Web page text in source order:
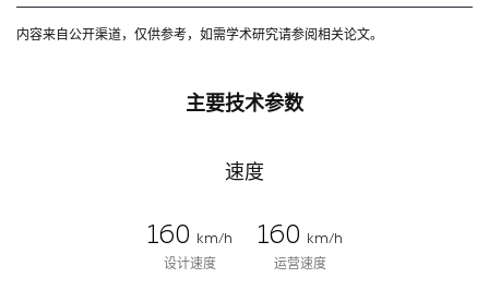
内容来自公开渠道，仅供参考，如需学术研究请参阅相关论文。
主要技术参数
速度
160 km/h
设计速度
160 km/h
运营速度